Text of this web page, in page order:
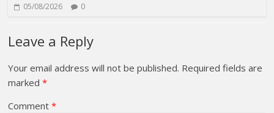
05/08/2026 0
Leave a Reply
Your email address will not be published. Required fields are
marked*
Comment*